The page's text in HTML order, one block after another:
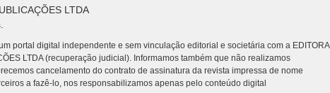
LTDA
portal digital independente e sem vinculação editorial e societária com a EDITORA
LTDA (recuperação judicial). Informamos também que não realizamos
cancelamento do contrato de assinatura da revista impressa de nome
a fazê-lo, nos responsabilizamos apenas pelo conteúdo digital